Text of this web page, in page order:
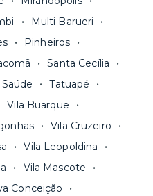
Multi Barueri
Pinheiros
Santa Cecília
Saúde
Tatuapé
Vila Buarque
Vila Cruzeiro
Vila Leopoldina
Vila Mascote
Conceição